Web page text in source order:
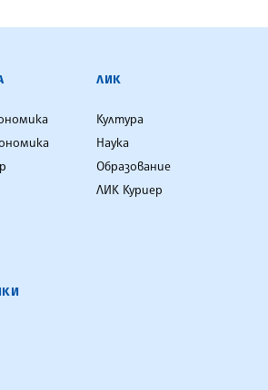
ЛИК
Култура
Наука
Образование
ЛИК Куриер